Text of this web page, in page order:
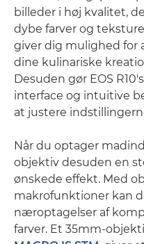
billeder i høj kvalitet,
dybe farver og
giver dig mulighed for
dine kulinariske
Desuden gør EOS
interface og intuitive
at justere
Når du optager
objektiv desuden en
ønskede effekt. Med
makrofunktioner kan
næroptagelser af
farver. Et 35mm-